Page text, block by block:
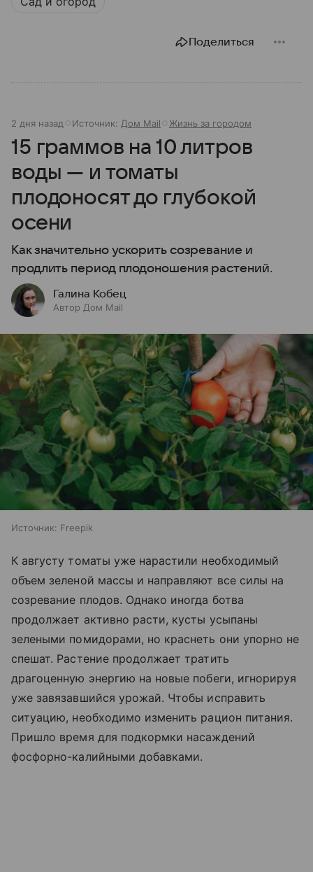
Поделиться
2 дня назад Источник: Дом Mail Жизнь за городом
15 граммов на 10 литров
воды — и томаты
плодоносят до глубокой
осени
Как значительно ускорить созревание и
продлить период плодоношения растений.
Галина Кобец
Автор Дом Mail
Источник: Freepik
К августу томаты уже нарастили необходимый
объем зеленой массы и направляют все силы на
созревание плодов. Однако иногда ботва
продолжает активно расти, кусты усыпаны
зелеными помидорами, но краснеть они упорно не
спешат. Растение продолжает тратить
драгоценную энергию на новые побеги, игнорируя
уже завязавшийся урожай. Чтобы исправить
ситуацию, необходимо изменить рацион питания.
Пришло время для подкормки насаждений
фосфорно-калийными добавками.